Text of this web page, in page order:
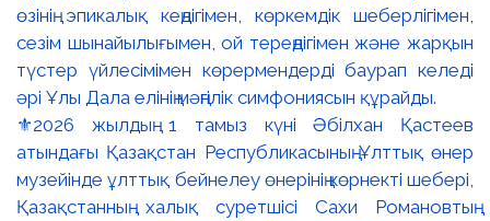
⚜️2026 жылдың 1 тамыз күні Әбілхан Қастеев
атындағы Қазақстан Республикасының Ұлттық өнер
музейінде ұлттық бейнелеу өнерінің көрнекті шебері,
Қазақстанның халық суретшісі Сахи Романовтың